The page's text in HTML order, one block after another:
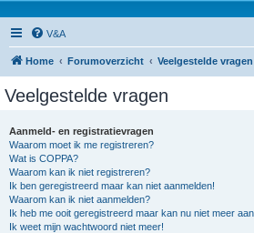
V&A
Home Forumoverzicht Veelgestelde vragen
Veelgestelde vragen
Aanmeld- en registratievragen
Waarom moet ik me registreren?
Wat is COPPA?
Waarom kan ik niet registreren?
Ik ben geregistreerd maar kan niet aanmelden!
Waarom kan ik niet aanmelden?
Ik heb me ooit geregistreerd maar kan nu niet meer
Ik weet mijn wachtwoord niet meer!